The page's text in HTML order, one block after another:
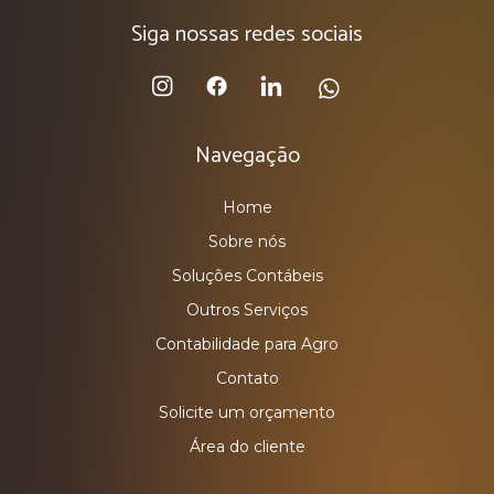
Siga nossas redes sociais
Navegação
Home
Sobre nós
Soluções Contábeis
Outros Serviços
Contabilidade para Agro
Contato
Solicite um orçamento
Área do cliente